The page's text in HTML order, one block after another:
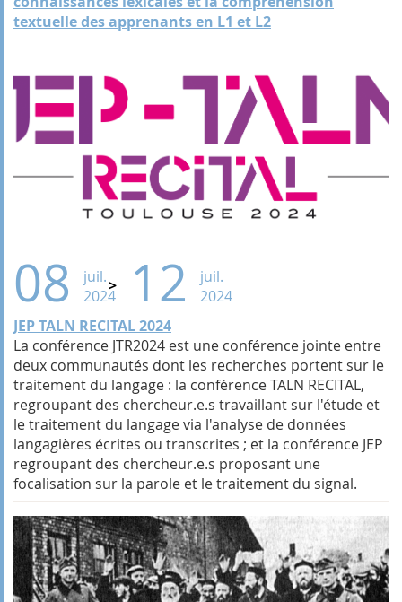
textuelle des apprenants en L1 et L2
08
juil.
2024
12
juil.
2024
JEP TALN RECITAL 2024
La conférence JTR2024 est une conférence jointe entre
deux communautés dont les recherches portent sur le
traitement du langage : la conférence TALN RECITAL,
regroupant des chercheur.e.s travaillant sur l'étude et
le traitement du langage via l'analyse de données
langagières écrites ou transcrites ; et la conférence JEP
regroupant des chercheur.e.s proposant une
focalisation sur la parole et le traitement du signal.